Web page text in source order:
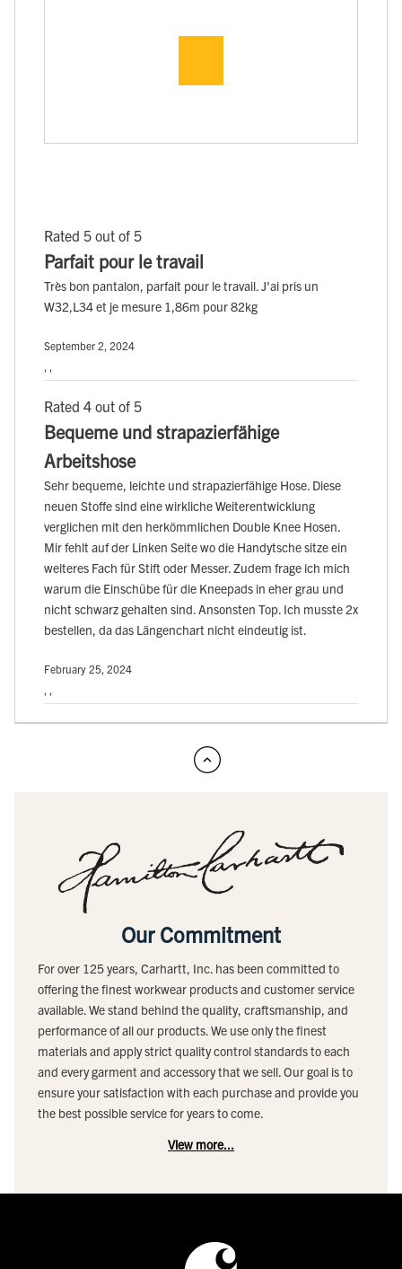
Rated 5 out of 5
Parfait pour le travail
Très bon pantalon, parfait pour le travail. J'ai pris un
W32,L34 et je mesure 1,86m pour 82kg
September 2, 2024
, ,
Rated 4 out of 5
Bequeme und strapazierfähige
Arbeitshose
Sehr bequeme, leichte und strapazierfähige Hose. Diese
neuen Stoffe sind eine wirkliche Weiterentwicklung
verglichen mit den herkömmlichen Double Knee Hosen.
Mir fehlt auf der Linken Seite wo die Handytsche sitze ein
weiteres Fach für Stift oder Messer. Zudem frage ich mich
warum die Einschübe für die Kneepads in eher grau und
nicht schwarz gehalten sind. Ansonsten Top. Ich musste 2x
bestellen, da das Längenchart nicht eindeutig ist.
February 25, 2024
, ,
Our Commitment
For over 125 years, Carhartt, Inc. has been committed to
offering the finest workwear products and customer service
available. We stand behind the quality, craftsmanship, and
performance of all our products. We use only the finest
materials and apply strict quality control standards to each
and every garment and accessory that we sell. Our goal is to
ensure your satisfaction with each purchase and provide you
the best possible service for years to come.
View more...